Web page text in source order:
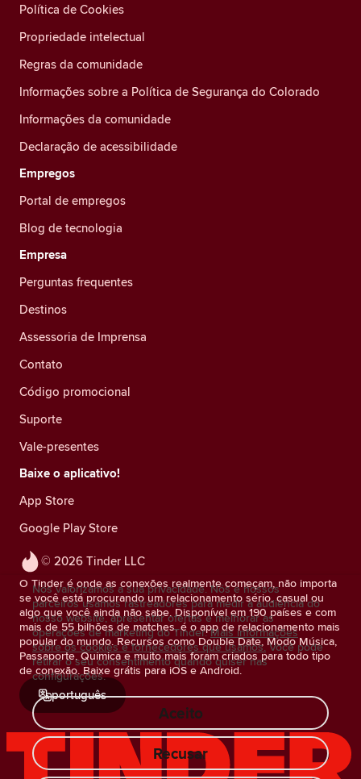
© 2026 Tinder LLC
O Tinder é onde as conexões realmente começam, não importa
se você está procurando um relacionamento sério, casual ou
algo que você ainda não sabe. Disponível em 190 países e com
mais de 55 bilhões de matches, é o app de relacionamento mais
popular do mundo. Recursos como Double Date, Modo Música,
Passaporte, Química e muito mais foram criados para todo tipo
de conexão. Baixe grátis para iOS e Android.
português
Política de Cookies
Propriedade intelectual
Regras da comunidade
Informações sobre a Política de Segurança do Colorado
Informações da comunidade
Declaração de acessibilidade
Empregos
Portal de empregos
Blog de tecnologia
Empresa
Perguntas frequentes
Destinos
Assessoria de Imprensa
Contato
Código promocional
Suporte
Vale-presentes
Baixe o aplicativo!
App Store
Google Play Store
Nós valorizamos a sua privacidade. Nós e nossos
parceiros usamos rastreadores para medir a audiência do
nosso website, apresentar ofertas e melhorar as
operações de marketing do Tinder. Mais informações
sobre os cookies e fornecedores que usamos. Você pode
retirar o seu consentimento quando quiser nas
configurações.
Aceito
Recusar